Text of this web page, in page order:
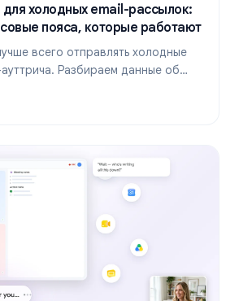
холодных email-рассылок:
пояса, которые работают
всего отправлять холодные
Разбираем данные об
и то, как Mail Merge помогает
для холодных email-рассылок: дни,